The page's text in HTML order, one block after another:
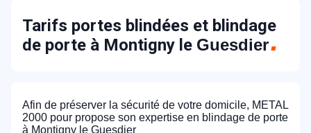
Tarifs portes blindées et blindage
de porte à Montigny le Guesdier
Afin de préserver la sécurité de votre domicile, METAL
2000 pour propose son expertise en blindage de porte
à Montigny le Guesdier